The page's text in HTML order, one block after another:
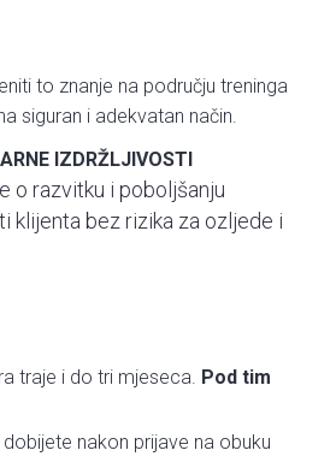
to znanje na području treninga
siguran i adekvatan način.
IZDRŽLJIVOSTI
o razvitku i poboljšanju
klijenta bez rizika za ozljede i
traje i do tri mjeseca. Pod tim
nakon prijave na obuku